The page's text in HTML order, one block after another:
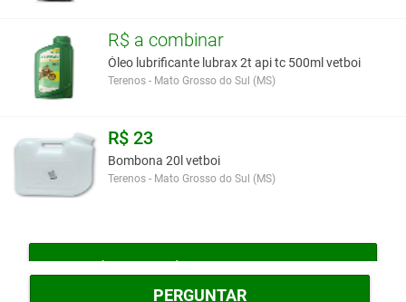
PERGUNTAR
R$ a combinar
Óleo lubrificante lubrax 2t api tc 500ml vetboi
Terenos - Mato Grosso do Sul (MS)
R$ 23
Bombona 20l vetboi
Terenos - Mato Grosso do Sul (MS)